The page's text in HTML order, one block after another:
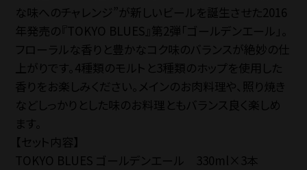
な味へのチャレンジ”が新しいビールを誕生させた2016
年発売の『TOKYO BLUES』第2弾「ゴールデンエール」。
フローラルな香りと豊かなコク味のバランスが絶妙の仕
上がりです。4種類のモルトと3種類のホップを使用した
香りをお楽しみください。メインのお肉料理や、照り焼き
などしっかりとした味のお料理ともバランス良く楽しめ
ます。
【セット内容】
TOKYO BLUES ゴールデンエール 330ml×3本
Close